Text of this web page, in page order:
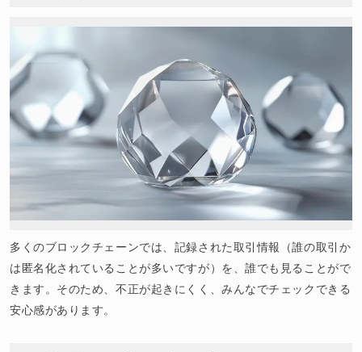
多くのブロックチェーンでは、記録された取引情報（誰の取引か
は匿名化されていることが多いですが）を、誰でも見ることがで
きます。そのため、不正が起きにくく、みんなでチェックできる
安心感があります。